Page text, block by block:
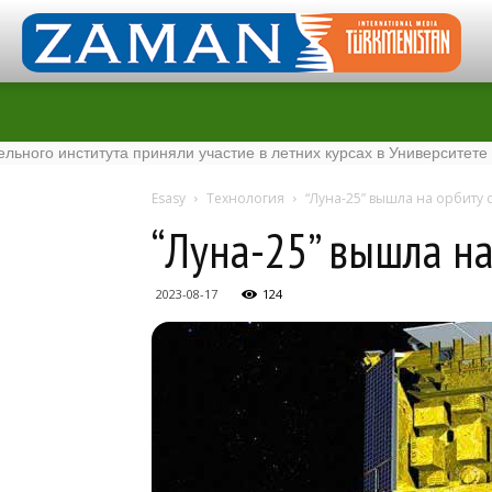
приняли участие в летних курсах в Университете
Esasy Технология “Луна-25” вышла на орбиту
“Луна-25” вышла
2023-08-17 124